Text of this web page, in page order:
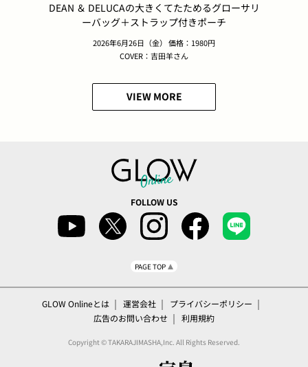
DEAN ＆ DELUCAの大きくてたためるグローサリ
ーバッグ＋ストラップ付きポーチ
2026年6月26日（金） 価格：1980円
COVER：吉田羊さん
VIEW MORE
FOLLOW US
PAGE TOP
GLOW Onlineとは 運営会社
プライバシーポリシー
広告のお問い合わせ
利用規約
Copyright © TAKARAJIMASHA,Inc. All Rights Reserved.